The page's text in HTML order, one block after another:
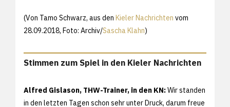
(Von Tamo Schwarz, aus den Kieler Nachrichten vom
28.09.2018, Foto: Archiv/Sascha Klahn)
Stimmen zum Spiel in den Kieler Nachrichten
Alfred Gislason, THW-Trainer, in den KN:Wir standen
in den letzten Tagen schon sehr unter Druck, darum freue